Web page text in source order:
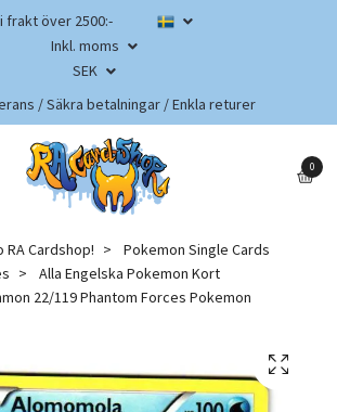
frakt över 2500:-
Inkl. moms
SEK
/ Säkra betalningar / Enkla returer
0
Cardshop!
Pokemon Single Cards
Alla Engelska Pokemon Kort
22/119 Phantom Forces Pokemon